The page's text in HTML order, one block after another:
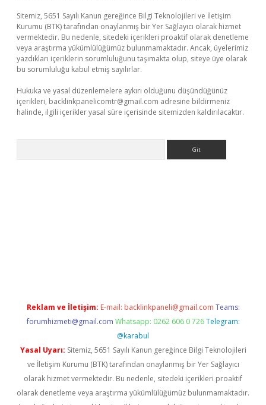
Sitemiz, 5651 Sayılı Kanun gereğince Bilgi Teknolojileri ve İletişim
Kurumu (BTK) tarafından onaylanmış bir Yer Sağlayıcı olarak hizmet
vermektedir. Bu nedenle, sitedeki içerikleri proaktif olarak denetleme
veya araştırma yükümlülüğümüz bulunmamaktadır. Ancak, üyelerimiz
yazdıkları içeriklerin sorumluluğunu taşımakta olup, siteye üye olarak
bu sorumluluğu kabul etmiş sayılırlar.
Hukuka ve yasal düzenlemelere aykırı olduğunu düşündüğünüz
içerikleri, backlinkpanelicomtr@gmail.com adresine bildirmeniz
halinde, ilgili içerikler yasal süre içerisinde sitemizden kaldırılacaktır.
Reklam ve İletişim: E-mail: backlinkpaneli@gmail.com Teams:
forumhizmeti@gmail.com Whatsapp: 0262 606 0 726 Telegram:
@karabul
Yasal Uyarı: Sitemiz, 5651 Sayılı Kanun gereğince Bilgi Teknolojileri
ve İletişim Kurumu (BTK) tarafından onaylanmış bir Yer Sağlayıcı
olarak hizmet vermektedir. Bu nedenle, sitedeki içerikleri proaktif
olarak denetleme veya araştırma yükümlülüğümüz bulunmamaktadır.